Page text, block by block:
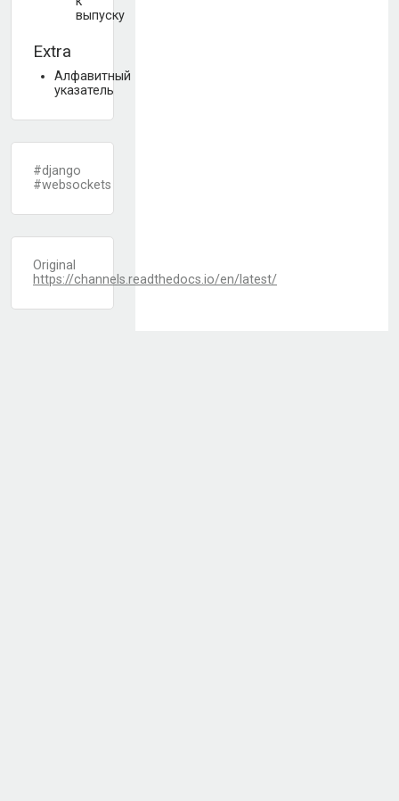
выпуску
Extra
Алфавитный
указатель
#django
#websockets
Original
https://channels.readthedocs.io/en/latest/